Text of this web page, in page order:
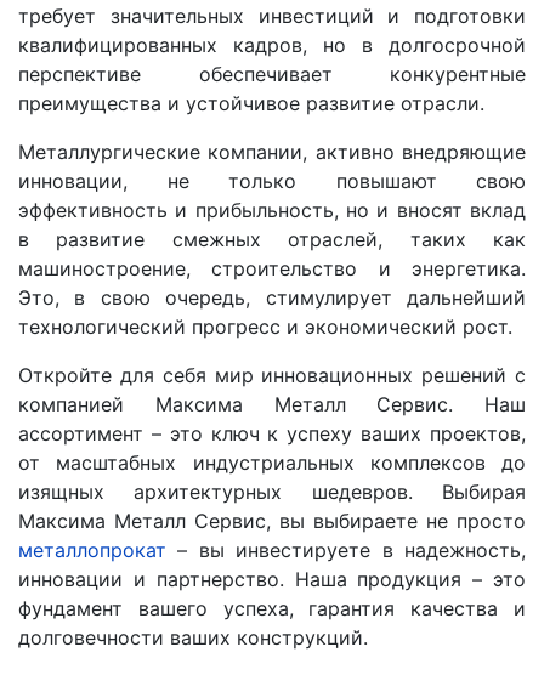
требует значительных инвестиций и подготовки
квалифицированных кадров, но в долгосрочной
перспективе обеспечивает конкурентные
преимущества и устойчивое развитие отрасли.
Металлургические компании, активно внедряющие
инновации, не только повышают свою
эффективность и прибыльность, но и вносят вклад
в развитие смежных отраслей, таких как
машиностроение, строительство и энергетика.
Это, в свою очередь, стимулирует дальнейший
технологический прогресс и экономический рост.
Откройте для себя мир инновационных решений с
компанией Максима Металл Сервис. Наш
ассортимент – это ключ к успеху ваших проектов,
от масштабных индустриальных комплексов до
изящных архитектурных шедевров. Выбирая
Максима Металл Сервис, вы выбираете не просто
металлопрокат – вы инвестируете в надежность,
инновации и партнерство. Наша продукция – это
фундамент вашего успеха, гарантия качества и
долговечности ваших конструкций.